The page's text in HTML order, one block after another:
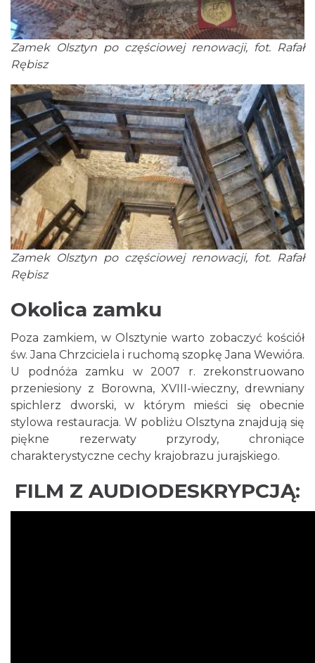
Zamek Olsztyn po częściowej renowacji, fot. Rafał
Rębisz
Zamek Olsztyn po częściowej renowacji, fot. Rafał
Rębisz
Okolica zamku
Poza zamkiem, w Olsztynie warto zobaczyć kościół
św. Jana Chrzciciela i ruchomą szopkę Jana Wewióra.
U podnóża zamku w 2007 r. zrekonstruowano
przeniesiony z Borowna, XVIII-wieczny, drewniany
spichlerz dworski, w którym mieści się obecnie
stylowa restauracja. W pobliżu Olsztyna znajdują się
piękne rezerwaty przyrody, chroniące
charakterystyczne cechy krajobrazu jurajskiego.
FILM Z AUDIODESKRYPCJĄ: